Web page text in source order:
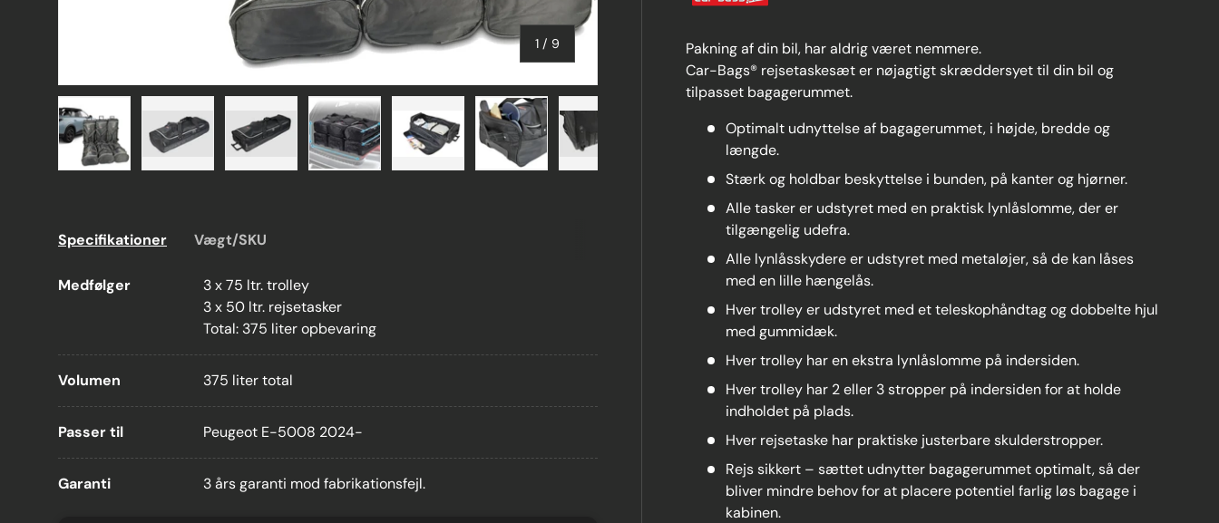
1 / af
9
Billede 6 er nu tilgængeligt i gallerivisning
Billede 7 er nu tilgængeligt i gallerivisning
Billede 8 er nu tilgængeligt i gallerivisning
Billede 9 er nu tilgængeligt i gallerivisning
Pakning af din bil, har aldrig været nemmere.
Car-Bags® rejsetaskesæt er nøjagtigt skræddersyet til din bil og
tilpasset bagagerummet.
Optimalt udnyttelse af bagagerummet, i højde, bredde og
længde.
Stærk og holdbar beskyttelse i bunden, på kanter og hjørner.
Alle tasker er udstyret med en praktisk lynlåslomme, der er
tilgængelig udefra.
Alle lynlåsskydere er udstyret med metaløjer, så de kan låses
med en lille hængelås.
Hver trolley er udstyret med et teleskophåndtag og dobbelte hjul
med gummidæk.
Hver trolley har en ekstra lynlåslomme på indersiden.
Hver trolley har 2 eller 3 stropper på indersiden for at holde
indholdet på plads.
Hver rejsetaske har praktiske justerbare skulderstropper.
Rejs sikkert – sættet udnytter bagagerummet optimalt, så der
bliver mindre behov for at placere potentiel farlig løs bagage i
kabinen.
Specifikationer Vægt/SKU
Medfølger
3 x 75 ltr. trolley
3 x 50 ltr. rejsetasker
Total: 375 liter opbevaring
Volumen 375 liter total
Passer til Peugeot E-5008 2024-
Garanti 3 års garanti mod fabrikationsfejl.